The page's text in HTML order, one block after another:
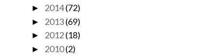
► 2014(72)
► 2013(69)
► 2012(18)
► 2010(2)